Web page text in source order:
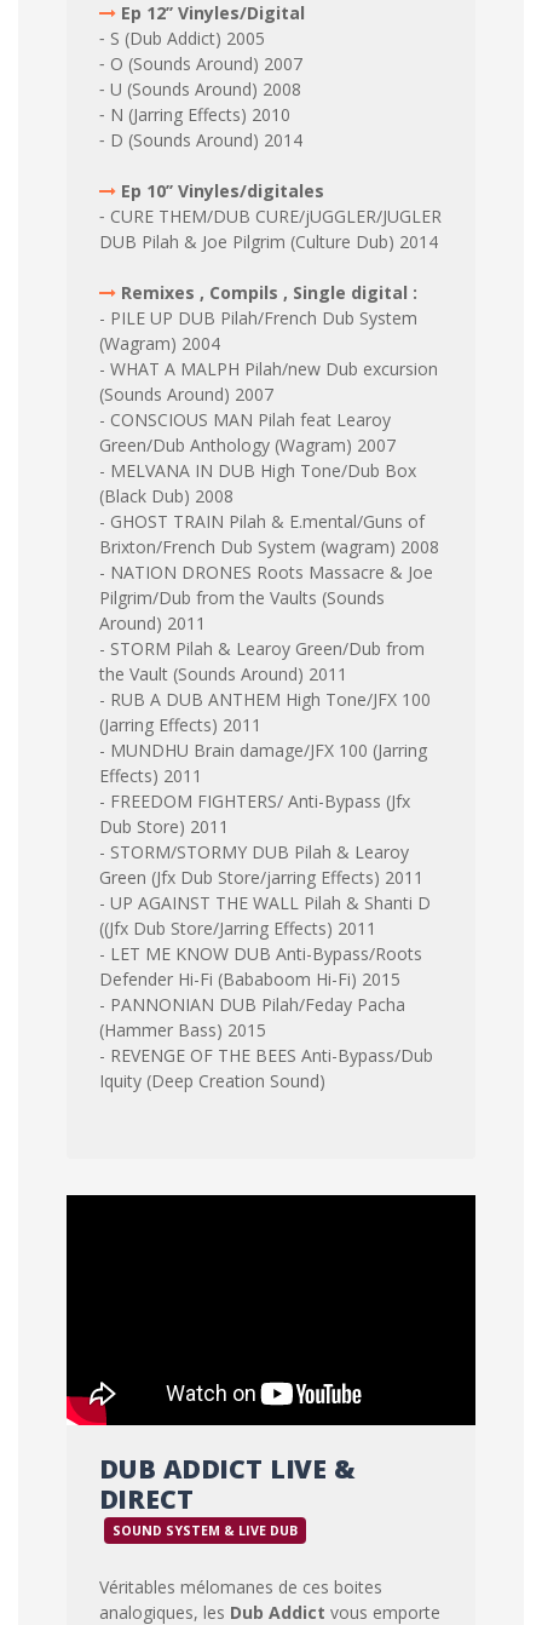
Ep 12’’ Vinyles/Digital
⁃ S (Dub Addict) 2005
⁃ O (Sounds Around) 2007
⁃ U (Sounds Around) 2008
⁃ N (Jarring Effects) 2010
⁃ D (Sounds Around) 2014
Ep 10’’ Vinyles/digitales
⁃ CURE THEM/DUB CURE/jUGGLER/JUGLER
DUB Pilah & Joe Pilgrim (Culture Dub) 2014
Remixes , Compils , Single digital :
- PILE UP DUB Pilah/French Dub System
(Wagram) 2004
- WHAT A MALPH Pilah/new Dub excursion
(Sounds Around) 2007
- CONSCIOUS MAN Pilah feat Learoy
Green/Dub Anthology (Wagram) 2007
- MELVANA IN DUB High Tone/Dub Box
(Black Dub) 2008
- GHOST TRAIN Pilah & E.mental/Guns of
Brixton/French Dub System (wagram) 2008
- NATION DRONES Roots Massacre & Joe
Pilgrim/Dub from the Vaults (Sounds
Around) 2011
- STORM Pilah & Learoy Green/Dub from
the Vault (Sounds Around) 2011
- RUB A DUB ANTHEM High Tone/JFX 100
(Jarring Effects) 2011
- MUNDHU Brain damage/JFX 100 (Jarring
Effects) 2011
- FREEDOM FIGHTERS/ Anti-Bypass (Jfx
Dub Store) 2011
- STORM/STORMY DUB Pilah & Learoy
Green (Jfx Dub Store/jarring Effects) 2011
- UP AGAINST THE WALL Pilah & Shanti D
((Jfx Dub Store/Jarring Effects) 2011
- LET ME KNOW DUB Anti-Bypass/Roots
Defender Hi-Fi (Bababoom Hi-Fi) 2015
- PANNONIAN DUB Pilah/Feday Pacha
(Hammer Bass) 2015
- REVENGE OF THE BEES Anti-Bypass/Dub
Iquity (Deep Creation Sound)
DUB ADDICT LIVE &
DIRECT
SOUND SYSTEM & LIVE DUB
Véritables mélomanes de ces boites
analogiques, les Dub Addict vous emporte